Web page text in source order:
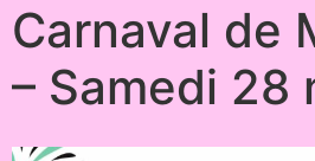
Carnaval de
– Samedi 28